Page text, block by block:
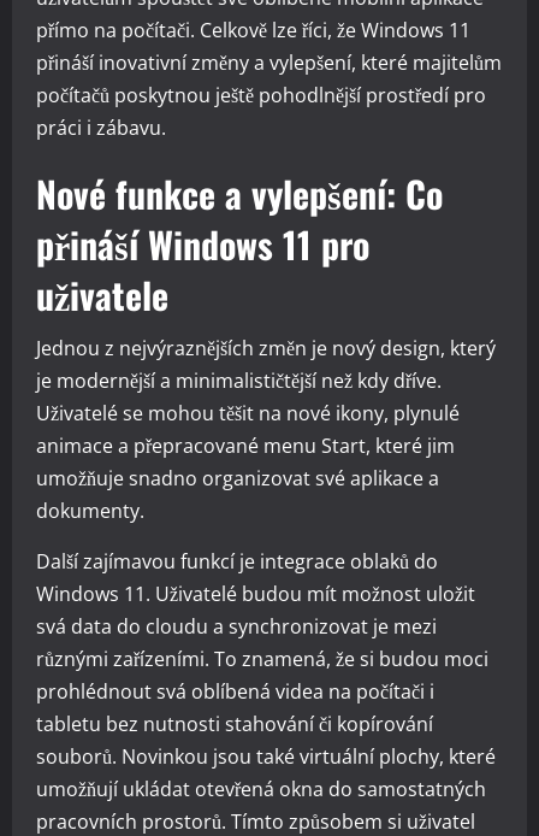
přímo na počítači. Celkově lze říci, že Windows 11
přináší inovativní změny a vylepšení, které majitelům
počítačů poskytnou ještě pohodlnější prostředí pro
práci i zábavu.
Nové funkce a vylepšení: Co
přináší Windows 11 pro
uživatele
Jednou z nejvýraznějších změn je nový design, který
je modernější a minimalističtější než kdy dříve.
Uživatelé se mohou těšit na nové ikony, plynulé
animace a přepracované menu Start, které jim
umožňuje snadno organizovat své aplikace a
dokumenty.
Další zajímavou funkcí je integrace oblaků do
Windows 11. Uživatelé budou mít možnost uložit
svá data do cloudu a synchronizovat je mezi
různými zařízeními. To znamená, že si budou moci
prohlédnout svá oblíbená videa na počítači i
tabletu bez nutnosti stahování či kopírování
souborů. Novinkou jsou také virtuální plochy, které
umožňují ukládat otevřená okna do samostatných
pracovních prostorů. Tímto způsobem si uživatel